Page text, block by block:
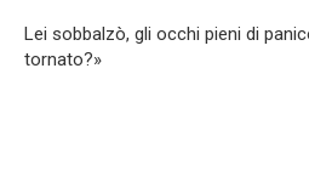
Lei sobbalzò, gli occhi pieni di
tornato?»